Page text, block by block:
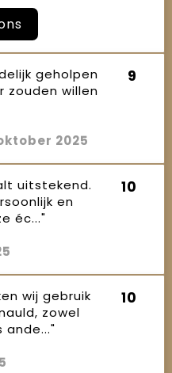
geholpen
zouden willen
9
2025
uitstekend.
en
éc..."
10
wij gebruik
zowel
10